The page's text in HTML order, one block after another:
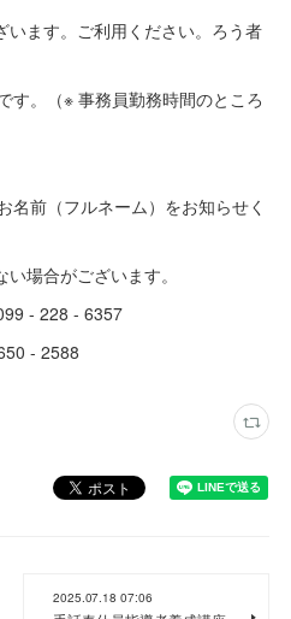
います。ご利用ください。ろう者
す。（※ 事務員勤務時間のところ
名前（フルネーム）をお知らせく
場合がございます。
- 228 - 6357
- 2588
2025.07.18 07:06